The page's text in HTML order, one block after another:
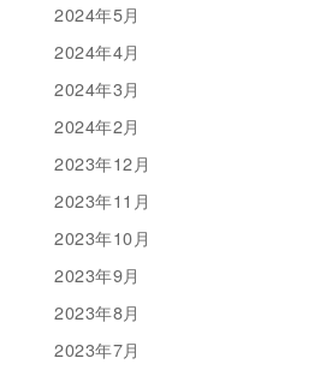
2024年5月
2024年4月
2024年3月
2024年2月
2023年12月
2023年11月
2023年10月
2023年9月
2023年8月
2023年7月